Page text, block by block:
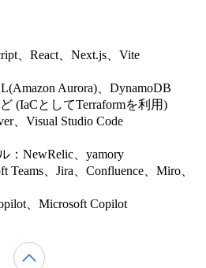
、React、Next.js、Vite
Aurora)、DynamoDB
(IaCとしてTerraformを利用)
、Visual Studio Code
：NewRelic、yamory
、Jira、Confluence、Miro、
、Microsoft Copilot